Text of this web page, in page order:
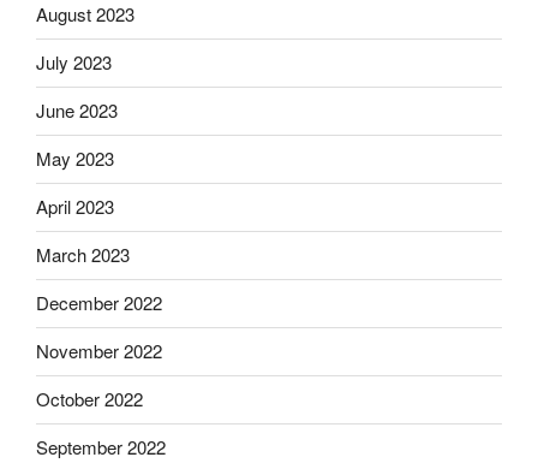
August 2023
July 2023
June 2023
May 2023
April 2023
March 2023
December 2022
November 2022
October 2022
September 2022